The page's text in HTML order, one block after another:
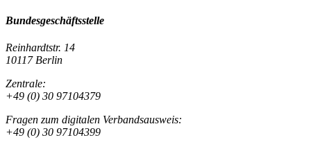
Bundesgeschäftsstelle
Reinhardtstr. 14
10117 Berlin
Zentrale:
+49 (0) 30 97104379
Fragen zum digitalen Verbandsausweis:
+49 (0) 30 97104399